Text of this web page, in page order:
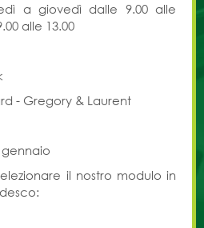
a giovedì dalle 9.00 alle
alle 13.00
- Gregory & Laurent
il nostro modulo in